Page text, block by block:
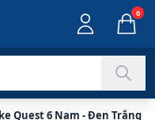
0
Quest 6 Nam - Đen Trắng